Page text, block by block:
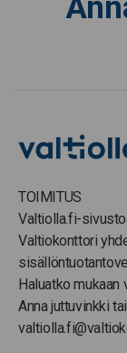
TOIMITUS
Valtiolla.fi-
Valtiokonttori
Haluatko mukaan
Anna juttuvinkki